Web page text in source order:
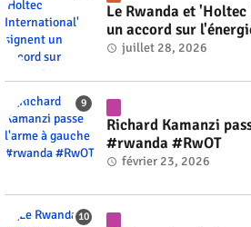
Le Rwanda et
un accord sur
#RwOT
juillet 28, 2026
Richard Kamanzi
#rwanda #RwOT
février 23, 2026